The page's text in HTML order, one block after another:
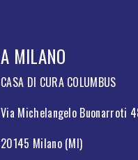
A MILANO
CASA DI CURA COLUMBUS
Via Michelangelo Buonarroti
20145 Milano (MI)